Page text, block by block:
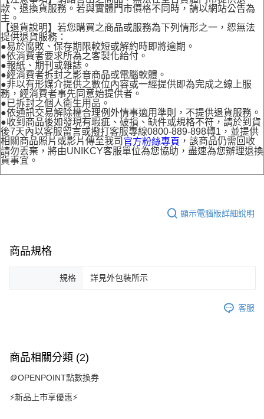
款、退換貨服務。若與實體門市價格不同時，請以網站公告為
主。
【退貨說明】若您購買之商品或服務為下列情形之一，恕無法
提供退貨服務：
●易於腐敗、保存期限較短或解約時即將逾期。
●依消費者要求所為之客製化給付。
●報紙、期刊或雜誌。
●經消費者拆封之影音商品或電腦軟體。
●非以有形媒介提供之數位內容或一經提供即為完成之線上服
務，經消費者事先同意始提供者。
●已拆封之個人衛生用品。
●依通訊交易解除權合理例外情事適用準則，不提供退貨服務。
●收到商品後如發現有瑕疵、破損、缺件或規格不符，請於到貨
後7天內以客服留言或撥打客服專線0800-889-898轉1，並提供
相關商品照片或影片傳至我司 官方粉絲專頁 ，該商品仍需回收
請勿丟棄，將由UNIKCY客服單位為您協助，盡速為您辦理退換
貨事宜。
顯示電腦版詳細說明
商品規格
規格 詳見外包裝所示
客服
商品相關分類 (2)
🪙OPENPOINT點數換券
⚡新品上市享優惠⚡